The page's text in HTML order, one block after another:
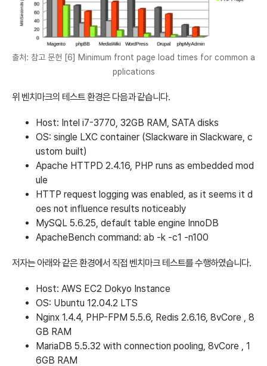
출처: 참고 문헌 [6] Minimum front page load times for common a
pplications
위 벤치마크의 테스트 환경은 다음과 같습니다.
Host: Intel i7-3770, 32GB RAM, SATA disks
OS: single LXC container (Slackware in Slackware, c
ustom built)
Apache HTTPD 2.4.16, PHP runs as embedded mod
ule
HTTP request logging was enabled, as it seems it d
oes not influence results noticeably
MySQL 5.6.25, default table engine InnoDB
ApacheBench command: ab -k -c1 -n100
저자는 아래와 같은 환경에서 직접 벤치마크 테스트를 수행하였습니다.
Host: AWS EC2 Dokyo Instance
OS: Ubuntu 12.04.2 LTS
Nginx 1.4.4, PHP-FPM 5.5.6, Redis 2.6.16, 8vCore , 8
GB RAM
MariaDB 5.5.32 with connection pooling, 8vCore , 1
6GB RAM